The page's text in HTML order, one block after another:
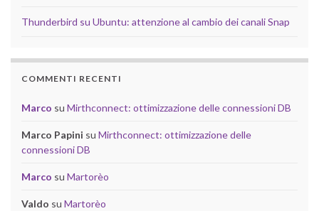
Thunderbird su Ubuntu: attenzione al cambio dei canali Snap
COMMENTI RECENTI
Marco su Mirthconnect: ottimizzazione delle connessioni DB
Marco Papini su Mirthconnect: ottimizzazione delle
connessioni DB
Marco su Martorèo
Valdo su Martorèo